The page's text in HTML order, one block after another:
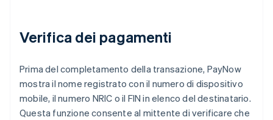
Verifica dei pagamenti
Prima del completamento della transazione, PayNow
mostra il nome registrato con il numero di dispositivo
mobile, il numero NRIC o il FIN in elenco del destinatario.
Questa funzione consente al mittente di verificare che